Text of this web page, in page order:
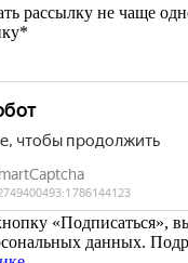
рассылку не чаще
«Подписаться»,
данных.